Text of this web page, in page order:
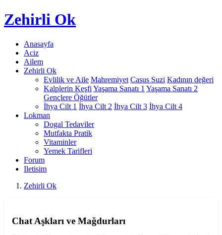
Zehirli Ok
Anasayfa
Aciz
Ailem
Zehirli Ok
Evlilik ve Aile Mahremiyet Casus Suzi Kadının değeri
Kalplerin Keşfi Yaşama Sanatı 1 Yaşama Sanatı 2
Gençlere Öğütler
İhya Cilt 1 İhya Cilt 2 İhya Cilt 3 İhya Cilt 4
Lokman
Dogal Tedaviler
Mutfakta Pratik
Vitaminler
Yemek Tarifleri
Forum
Iletisim
Zehirli Ok
Chat Aşkları ve Mağdurları